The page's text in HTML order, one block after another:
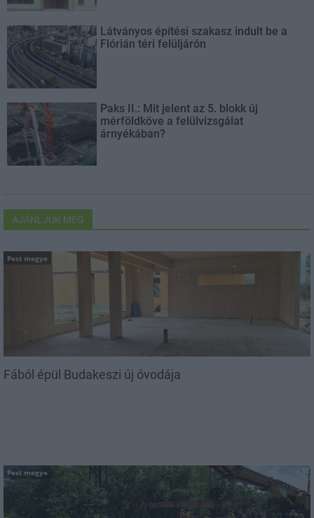
Látványos építési szakasz indult be a
Flórián téri felüljárón
Paks II.: Mit jelent az 5. blokk új
mérföldköve a felülvizsgálat
árnyékában?
AJÁNLJUK MÉG
Pest megye
Fából épül Budakeszi új óvodája
Pest megye